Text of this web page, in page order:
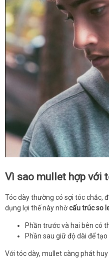
Vì sao mullet hợp với
Tóc dày thường có sợi tóc chắc,
dụng lợi thế này nhờcấu trúc so
Phần trước và hai bên có
Phần sau giữ độ dài để
Với tóc dày, mullet càng phát